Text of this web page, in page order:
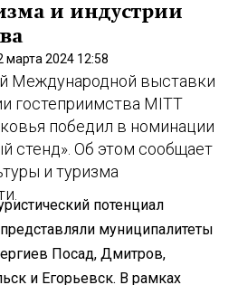
и индустрии
марта 2024 12:58
Международной выставки
гостеприимства MITT
победил в номинации
стенд». Об этом сообщает
и туризма
потенциал
муниципалитеты
Посад, Дмитров,
и Егорьевск. В рамках